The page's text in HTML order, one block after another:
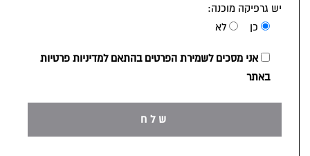
יש גרפיקה מוכנה:
כן
לא
אני מסכים לשמירת הפרטים בהתאם למדיניות פרטיות
באתר